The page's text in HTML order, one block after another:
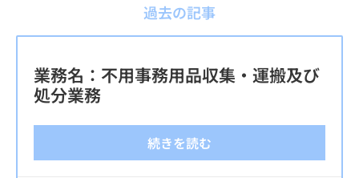
過去の記事
業務名：不用事務用品収集・運搬及び
処分業務
続きを読む